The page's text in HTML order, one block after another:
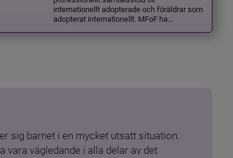
internationellt adopterade och föräldrar som
adopterat internationellt. MFoF ha...
sig barnet i en mycket utsatt situation.
vägledande i alla delar av det